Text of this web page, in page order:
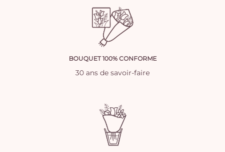
BOUQUET 100% CONFORME
30 ans de savoir-faire